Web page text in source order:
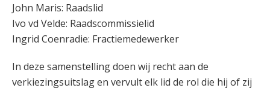
John Maris: Raadslid
Ivo vd Velde: Raadscommissielid
Ingrid Coenradie: Fractiemedewerker
In deze samenstelling doen wij recht aan de
verkiezingsuitslag en vervult elk lid de rol die hij of zij